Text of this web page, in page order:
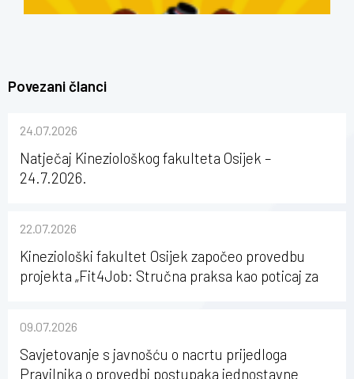
Povezani članci
24.07.2026
Natječaj Kineziološkog fakulteta Osijek –
24.7.2026.
22.07.2026
Kineziološki fakultet Osijek započeo provedbu
projekta „Fit4Job: Stručna praksa kao poticaj za
09.07.2026
Savjetovanje s javnošću o nacrtu prijedloga
Pravilnika o provedbi postupaka jednostavne